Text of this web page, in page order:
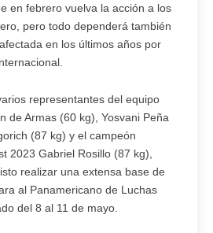
en febrero vuelva la acción a los
pero todo dependerá también
en los últimos años por
representantes del equipo
de Armas (60 kg), Yosvani Peña
(87 kg) y el campeón
2023 Gabriel Rosillo (87 kg),
realizar una extensa base de
al Panamericano de Luchas
del 8 al 11 de mayo.